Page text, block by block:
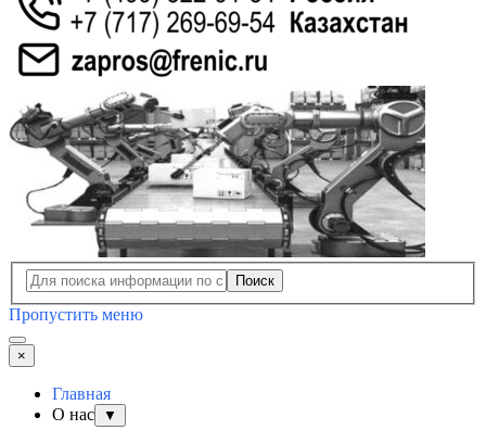
Поиск
Пропустить меню
×
Главная
О нас
▼